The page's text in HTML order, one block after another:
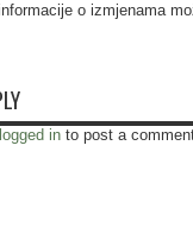
o izmjenama
logged in to post a